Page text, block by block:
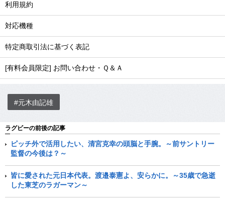
利用規約
対応機種
特定商取引法に基づく表記
[有料会員限定] お問い合わせ・Ｑ＆Ａ
#元木由記雄
ラグビーの前後の記事
ピッチ外で活用したい、清宮克幸の頭脳と手腕。～前サントリー
監督の今後は？～
皆に愛された元日本代表。渡邉泰憲よ、安らかに。～35歳で急逝
した東芝のラガーマン～